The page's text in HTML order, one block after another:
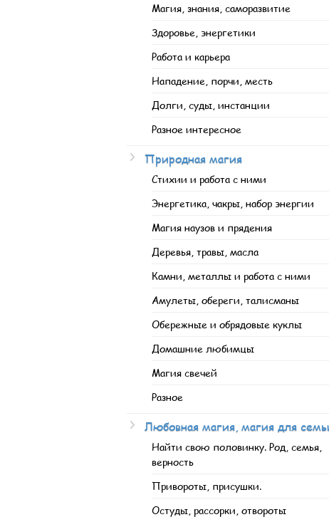
Магия, знания, саморазвитие
Здоровье, энергетики
Работа и карьера
Нападение, порчи, месть
Долги, суды, инстанции
Разное интересное
Природная магия
Стихии и работа с ними
Энергетика, чакры, набор энергии
Магия наузов и прядения
Деревья, травы, масла
Камни, металлы и работа с ними
Амулеты, обереги, талисманы
Обережные и обрядовые куклы
Домашние любимцы
Магия свечей
Разное
Любовная магия, магия для
Найти свою половинку. Род, семья,
верность
Привороты, присушки.
Остуды, рассорки, отвороты